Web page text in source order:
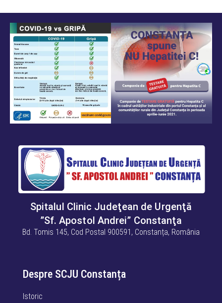
Spitalul Clinic Judeţean de Urgenţă
”Sf. Apostol Andrei” Constanţa
Bd. Tomis 145, Cod Postal 900591, Constanța, România
Despre SCJU Constanța
Istoric